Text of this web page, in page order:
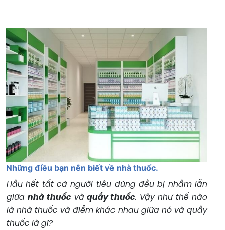
Những điều bạn nên biết về nhà thuốc.
Hầu hết tất cả người tiêu dùng đều bị nhầm lẫn
giữa nhà thuốcvàquầy thuốc. Vậy như thế nào
là nhà thuốc và điểm khác nhau giữa nó và quầy
thuốc là gì?